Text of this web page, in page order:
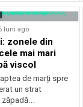
luni ago
zonele din
mai mari
viscol
de marți spre
un strat